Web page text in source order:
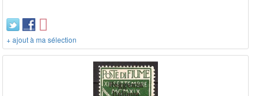
+ ajout à ma sélection